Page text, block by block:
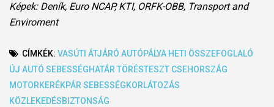
Képek: Deník, Euro NCAP, KTI, ORFK-OBB, Transport and
Enviroment
CÍMKÉK: VASÚTI ÁTJÁRÓ AUTÓPÁLYA HETI ÖSSZEFOGLALÓ
ÚJ AUTÓ SEBESSÉGHATÁR TÖRÉSTESZT CSEHORSZÁG
MOTORKERÉKPÁR SEBESSÉGKORLÁTOZÁS
KÖZLEKEDÉSBIZTONSÁG